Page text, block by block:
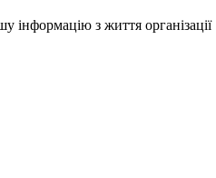
з життя організації